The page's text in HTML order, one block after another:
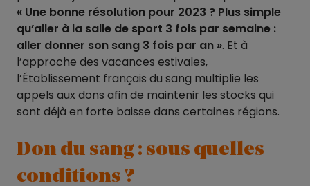
« Une bonne résolution pour 2023 ? Plus simple
qu’aller à la salle de sport 3 fois par semaine :
aller donner son sang 3 fois par an ». Et à
l’approche des vacances estivales,
l’Établissement français du sang multiplie les
appels aux dons afin de maintenir les stocks qui
sont déjà en forte baisse dans certaines régions.
Don du sang : sous quelles
conditions ?